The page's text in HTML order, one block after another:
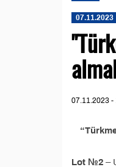
07.11.2023
07.11.2023 -
Lot №2 –